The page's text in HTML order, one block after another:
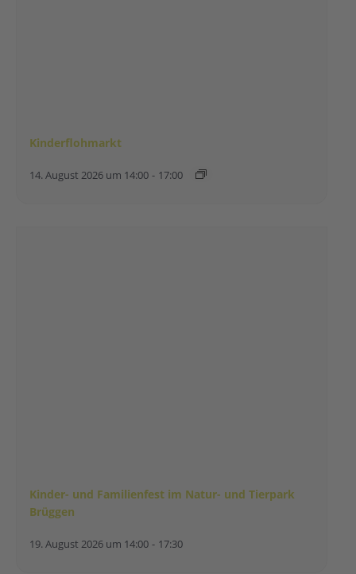
Kinderflohmarkt
14. August 2026 um 14:00 - 17:00
Kinder- und Familienfest im Natur- und Tierpark
Brüggen
19. August 2026 um 14:00 - 17:30